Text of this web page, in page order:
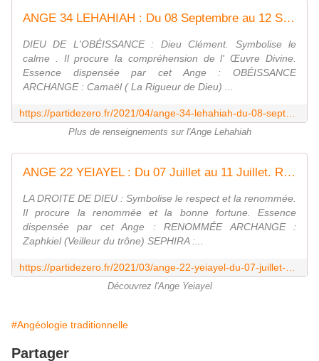
ANGE 34 LEHAHIAH : Du 08 Septembre au 12 Septembre. OBÉISSANCE - Evoluons quotidiennement avec Parti de zéro
DIEU DE L'OBÉISSANCE : Dieu Clément. Symbolise le
calme . Il procure la compréhension de l' Œuvre Divine.
Essence dispensée par cet Ange : OBÉISSANCE
ARCHANGE : Camaël ( La Rigueur de Dieu) ...
Plus de renseignements sur l'Ange Lehahiah
ANGE 22 YEIAYEL : Du 07 Juillet au 11 Juillet. RENOMMÉE - Evoluons quotidiennement avec Parti de zéro
LA DROITE DE DIEU : Symbolise le respect et la renommée.
Il procure la renommée et la bonne fortune. Essence
dispensée par cet Ange : RENOMMÉE ARCHANGE :
Zaphkiel (Veilleur du trône) SEPHIRA :...
Découvrez l'Ange Yeiayel
#Angéologie traditionnelle
Partager